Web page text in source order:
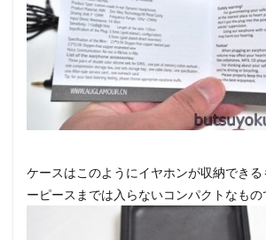
ケースはこのようにイヤホンが収納でき
ーピースまでは入らないコンパクトなもの